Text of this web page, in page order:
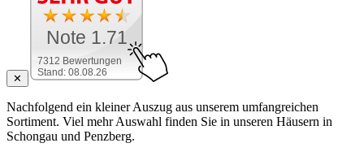
✕
7312 Bewertungen
Stand: 08.08.26
Note 1.71
Nachfolgend ein kleiner Auszug aus unserem umfangreichen
Sortiment. Viel mehr Auswahl finden Sie in unseren Häusern in
Schongau und Penzberg.